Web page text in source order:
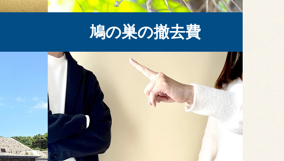
鳩の巣の撤去費